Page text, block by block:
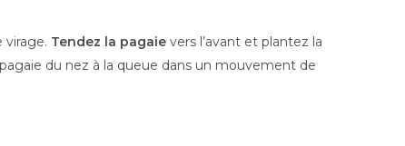
virage. Tendez la pagaie vers l’avant et plantez la
du nez à la queue dans un mouvement de